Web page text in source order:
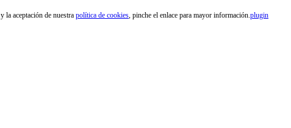
la aceptación de nuestra política de cookies, pinche el enlace para mayor información.plugin